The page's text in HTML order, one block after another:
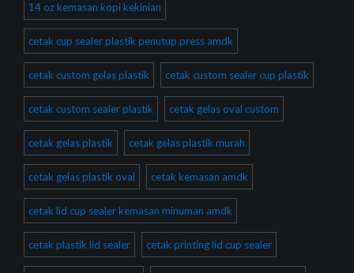
14 oz kemasan kopi kekinian
cetak cup sealer plastik penutup press amdk
cetak custom gelas plastik cetak custom sealer cup plastik
cetak custom sealer plastik cetak gelas oval custom
cetak gelas plastik cetak gelas plastik murah
cetak gelas plastik oval cetak kemasan amdk
cetak lid cup sealer kemasan minuman amdk
cetak plastik lid sealer cetak printing lid cup sealer